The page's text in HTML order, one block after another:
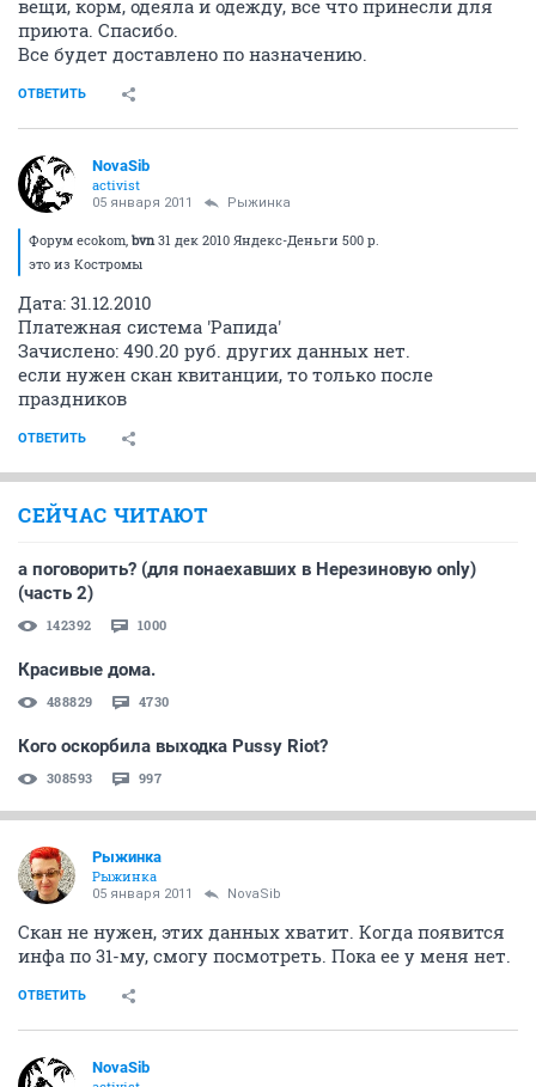
вещи, корм, одеяла и одежду, все что принесли для
приюта. Спасибо.
Все будет доставлено по назначению.
ОТВЕТИТЬ
NovaSib
activist
05 января 2011 Рыжинка
Форум ecokom, bvn31 дек 2010 Яндекс-Деньги 500 р.
это из Костромы
Дата: 31.12.2010
Платежная система 'Рапида'
Зачислено: 490.20 руб. других данных нет.
если нужен скан квитанции, то только после
праздников
ОТВЕТИТЬ
СЕЙЧАС ЧИТАЮТ
а поговорить? (для понаехавших в Нерезиновую only)
(часть 2)
142392 1000
Красивые дома.
488829 4730
Кого оскорбила выходка Pussy Riot?
308593 997
Рыжинка
Рыжинка
05 января 2011 NovaSib
Скан не нужен, этих данных хватит. Когда появится
инфа по 31-му, смогу посмотреть. Пока ее у меня нет.
ОТВЕТИТЬ
NovaSib